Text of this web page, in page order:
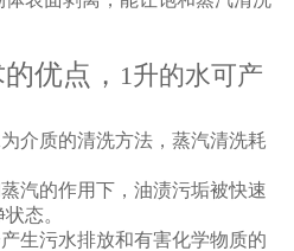
优点， 1升的水可产
质的清洗方法，蒸汽清洗耗
的作用下，油渍污垢被快速
态。
污水排放和有害化学物质的